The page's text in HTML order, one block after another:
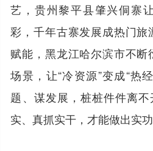
艺，贵州黎平县肇兴侗寨
彩，千年古寨发展成热门
赋能，黑龙江哈尔滨市不
场景，让“冷资源”变成“
题、谋发展，桩桩件件离不
实、真抓实干，才能做出实功